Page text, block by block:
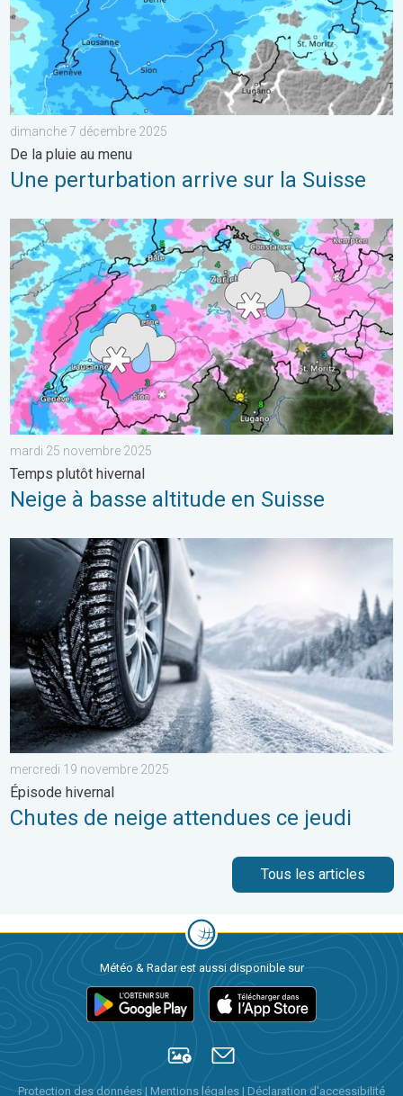
dimanche 7 décembre 2025
De la pluie au menu
Une perturbation arrive sur la Suisse
Neige à basse altitude en Suisse. Temps plutôt hivernal. . .
mardi 25 novembre 2025
Temps plutôt hivernal
Neige à basse altitude en Suisse
Chutes de neige attendues ce jeudi. Épisode hivernal. . .
mercredi 19 novembre 2025
Épisode hivernal
Chutes de neige attendues ce jeudi
Tous les articles
Météo & Radar est aussi disponible sur
Protection des données| Mentions légales | Déclaration d'accessibilité